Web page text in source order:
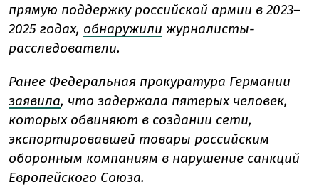
прямую поддержку российской армии в 2023–
2025 годах, обнаружили журналисты-
расследователи.
Ранее Федеральная прокуратура Германии
заявила, что задержала пятерых человек,
которых обвиняют в создании сети,
экспортировавшей товары российским
оборонным компаниям в нарушение санкций
Европейского Союза.